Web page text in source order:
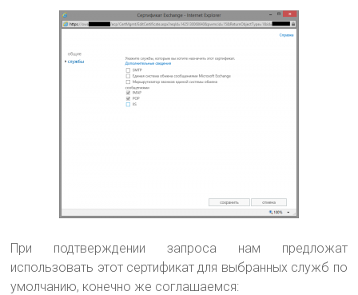
При подтверждении запроса нам предложат
использовать этот сертификат для выбранных служб по
умолчанию, конечно же соглашаемся: